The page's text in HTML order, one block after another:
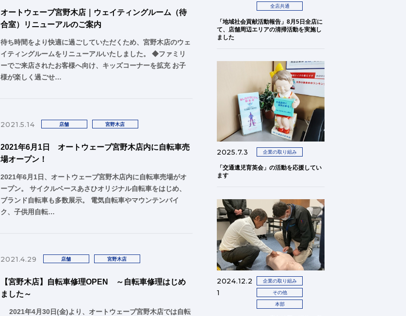
オートウェーブ宮野木店｜ウェイティングルーム（待
合室）リニューアルのご案内
待ち時間をより快適に過ごしていただくため、宮野木店のウェ
イティングルームをリニューアルいたしました。 ◆ファミリ
ーでご来店されたお客様へ向け、キッズコーナーを拡充 お子
様が楽しく過ごせ…
2021.5.14 店舗 宮野木店
2021年6月1日 オートウェーブ宮野木店内に自転車売
場オープン！
2021年6月1日、オートウェーブ宮野木店内に自転車売場がオ
ープン。 サイクルベースあさひオリジナル自転車をはじめ、
ブランド自転車も多数展示。 電気自転車やマウンテンバイ
ク、子供用自転…
2021.4.29 店舗 宮野木店
【宮野木店】自転車修理OPEN ～自転車修理はじめ
ました～
2021年4月30日(金)より、オートウェーブ宮野木店では自転
全店共通
「地域社会貢献活動報告」8月5日全店に
て、店舗周辺エリアの清掃活動を実施し
ました
2025.7.3 企業の取り組み
「交通遺児育英会」の活動を応援してい
ます
2024.12.2
1
企業の取り組み
その他
本部